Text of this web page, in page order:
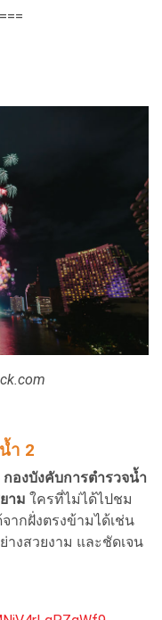
ำ 2
องบังคับการตำรวจน้ำ
าม ใครที่ไม่ได้ไปชม
กฝั่งตรงข้ามได้เช่น
างสวยงาม และชัดเจน